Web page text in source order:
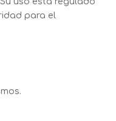
para el